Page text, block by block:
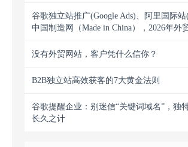
谷歌独立站推广(Google Ads)、阿里国际站
中国制造网（Made in China），2026年外
没有外贸网站，客户凭什么信你？
B2B独立站高效获客的7大黄金法则
谷歌提醒企业：别迷信“关键词域名”，独
长久之计